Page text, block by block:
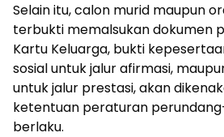
Selain itu, calon murid maupun
terbukti memalsukan dokumen
Kartu Keluarga, bukti
sosial untuk jalur afirmasi,
untuk jalur prestasi, akan
ketentuan peraturan
berlaku.